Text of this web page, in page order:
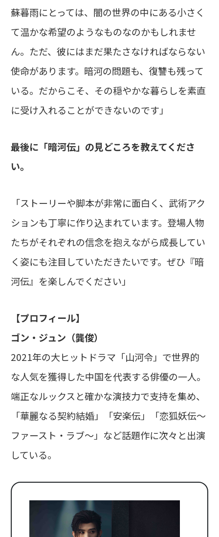
蘇暮雨にとっては、闇の世界の中にある小さく
て温かな希望のようなものなのかもしれませ
ん。ただ、彼にはまだ果たさなければならない
使命があります。暗河の問題も、復讐も残って
いる。だからこそ、その穏やかな暮らしを素直
に受け入れることができないのです」
――最後に「暗河伝」の見どころを教えてくださ
い。
「ストーリーや脚本が非常に面白く、武術アク
ションも丁寧に作り込まれています。登場人物
たちがそれぞれの信念を抱えながら成長してい
く姿にも注目していただきたいです。ぜひ『暗
河伝』を楽しんでください」
【プロフィール】
ゴン・ジュン（龔俊）
2021年の大ヒットドラマ「山河令」で世界的
な人気を獲得した中国を代表する俳優の一人。
端正なルックスと確かな演技力で支持を集め、
「華麗なる契約結婚」「安楽伝」「恋狐妖伝～
ファースト・ラブ～」など話題作に次々と出演
している。